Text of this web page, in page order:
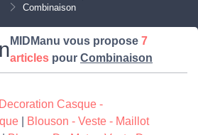
Combinaison
MIDManu vous propose 7
articles pour Combinaison
Casque -
Blouson - Veste - Maillot